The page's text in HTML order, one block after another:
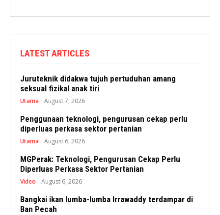
LATEST ARTICLES
Juruteknik didakwa tujuh pertuduhan amang
seksual fizikal anak tiri
Utama August 7, 2026
Penggunaan teknologi, pengurusan cekap perlu
diperluas perkasa sektor pertanian
Utama August 6, 2026
MGPerak: Teknologi, Pengurusan Cekap Perlu
Diperluas Perkasa Sektor Pertanian
Video August 6, 2026
Bangkai ikan lumba-lumba Irrawaddy terdampar di
Ban Pecah